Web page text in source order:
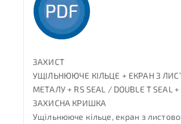
ЗАХИСТ
УЩІЛЬНЮЮЧЕ КІЛЬЦЕ + ЕКРАН З
МЕТАЛУ + RS SEAL / DOUBLE T SEAL
ЗАХИСНА КРИШКА
Ущільнююче кільце, екран з